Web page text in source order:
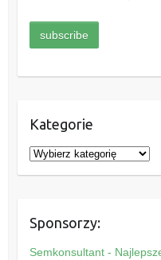
Kategorie
K
a
g
o
Sponsorzy:
Semkonsultant -